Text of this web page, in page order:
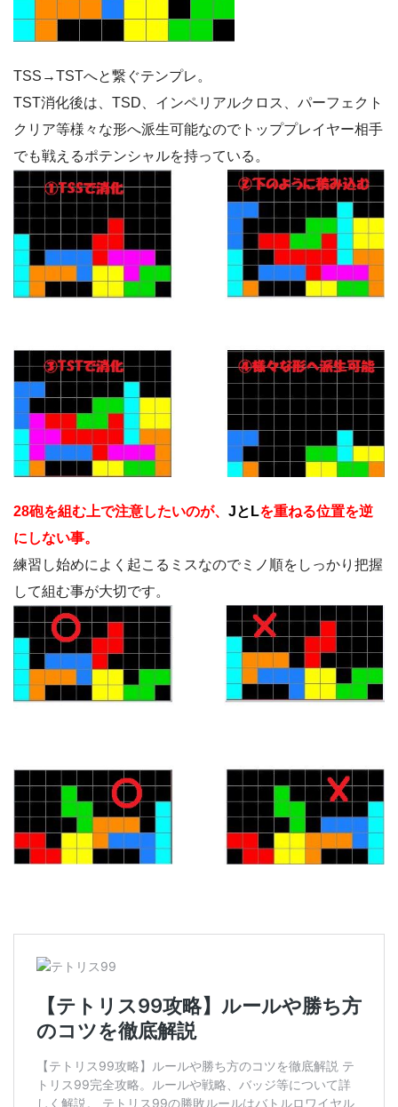
TSS→TSTへと繋ぐテンプレ。
TST消化後は、TSD、インペリアルクロス、パーフェクト
クリア等様々な形へ派生可能なのでトッププレイヤー相手
でも戦えるポテンシャルを持っている。
28砲を組む上で注意したいのが、 JとLを重ねる位置を逆
にしない事。
練習し始めによく起こるミスなのでミノ順をしっかり把握
して組む事が大切です。